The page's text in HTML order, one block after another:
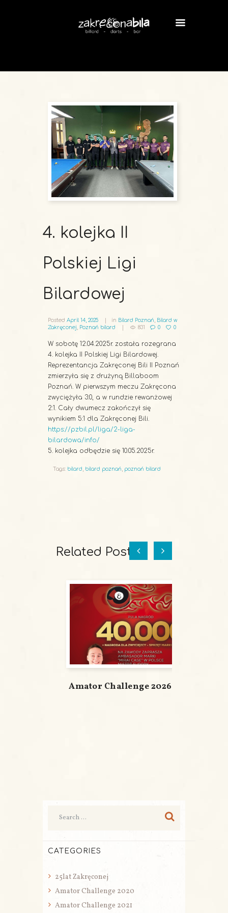
4. kolejka II
Polskiej Ligi
Bilardowej
Posted April 14, 2025 in Bilard Poznań
Bilard w
Zakręconej
Poznań bilard 831 0 0
W sobotę 12.04.2025r. została rozegrana
4. kolejka II Polskiej Ligi Bilardowej.
Reprezentancja Zakręconej Bili II Poznań
zmierzyła się z drużyną Billaboom
Poznań. W pierwszym meczu Zakręcona
zwyciężyła 3:0, a w rundzie rewanżowej
2:1. Cały dwumecz zakończył się
wynikiem 5:1 dla Zakręconej Bili.
https://pzbil.pl/liga/2-liga-
bilardowa/info/
5. kolejka odbędzie się 10.05.2025r.
Tags: bilard bilard poznań poznań bilard
Related Posts
Amator Challenge 2026
CATEGORIES
25lat Zakręconej
Amator Challenge 2020
Amator Challenge 2021